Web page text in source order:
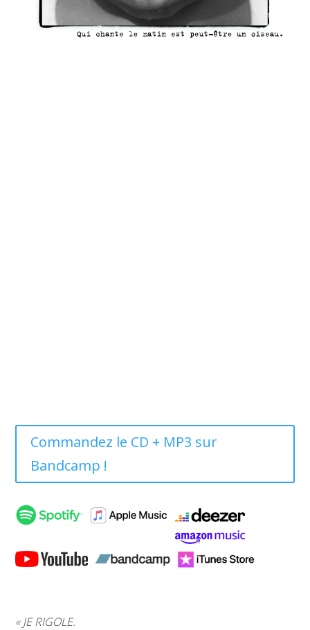
Commandez le CD + MP3 sur
Bandcamp !
« JE RIGOLE.